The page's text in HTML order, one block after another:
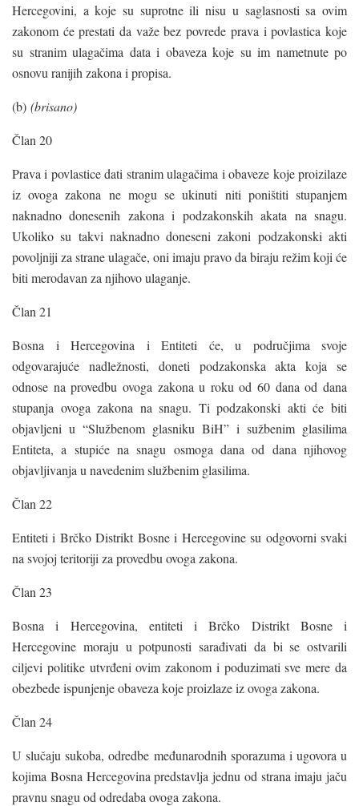
Hercegovini, a koje su suprotne ili nisu u saglasnosti sa ovim
zakonom će prestati da važe bez povrede prava i povlastica koje
su stranim ulagačima data i obaveza koje su im nametnute po
osnovu ranijih zakona i propisa.
(b) (brisano)
Član 20
Prava i povlastice dati stranim ulagačima i obaveze koje proizilaze
iz ovoga zakona ne mogu se ukinuti niti poništiti stupanjem
naknadno donesenih zakona i podzakonskih akata na snagu.
Ukoliko su takvi naknadno doneseni zakoni podzakonski akti
povoljniji za strane ulagače, oni imaju pravo da biraju režim koji će
biti merodavan za njihovo ulaganje.
Član 21
Bosna i Hercegovina i Entiteti će, u područjima svoje
odgovarajuće nadležnosti, doneti podzakonska akta koja se
odnose na provedbu ovoga zakona u roku od 60 dana od dana
stupanja ovoga zakona na snagu. Ti podzakonski akti će biti
objavljeni u “Službenom glasniku BiH” i sužbenim glasilima
Entiteta, a stupiće na snagu osmoga dana od dana njihovog
objavljivanja u navedenim službenim glasilima.
Član 22
Entiteti i Brčko Distrikt Bosne i Hercegovine su odgovorni svaki
na svojoj teritoriji za provedbu ovoga zakona.
Član 23
Bosna i Hercegovina, entiteti i Brčko Distrikt Bosne i
Hercegovine moraju u potpunosti sarađivati da bi se ostvarili
ciljevi politike utvrđeni ovim zakonom i poduzimati sve mere da
obezbede ispunjenje obaveza koje proizlaze iz ovoga zakona.
Član 24
U slučaju sukoba, odredbe međunarodnih sporazuma i ugovora u
kojima Bosna Hercegovina predstavlja jednu od strana imaju jaču
pravnu snagu od odredaba ovoga zakona.